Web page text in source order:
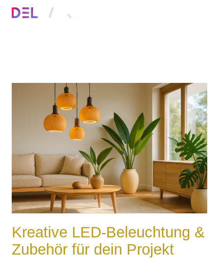
Kreative LED-Beleuchtung &
Zubehör für dein Projekt